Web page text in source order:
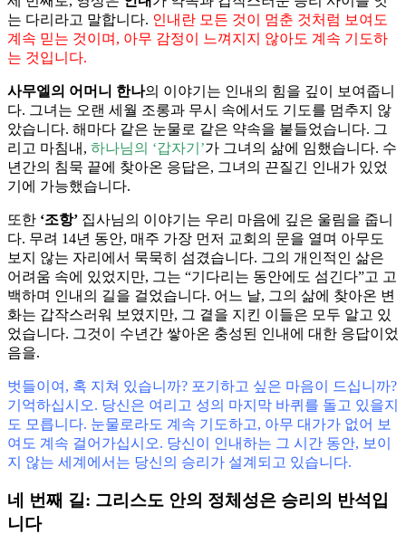
는 다리라고 말합니다. 인내란 모든 것이 멈춘 것처럼 보여도
계속 믿는 것이며, 아무 감정이 느껴지지 않아도 계속 기도하
는 것입니다.
사무엘의 어머니 한나의 이야기는 인내의 힘을 깊이 보여줍니
다. 그녀는 오랜 세월 조롱과 무시 속에서도 기도를 멈추지 않
았습니다. 해마다 같은 눈물로 같은 약속을 붙들었습니다. 그
리고 마침내, 하나님의 ‘갑자기’가 그녀의 삶에 임했습니다. 수
년간의 침묵 끝에 찾아온 응답은, 그녀의 끈질긴 인내가 있었
기에 가능했습니다.
또한 ‘조항’ 집사님의 이야기는 우리 마음에 깊은 울림을 줍니
다. 무려 14년 동안, 매주 가장 먼저 교회의 문을 열며 아무도
보지 않는 자리에서 묵묵히 섬겼습니다. 그의 개인적인 삶은
어려움 속에 있었지만, 그는 “기다리는 동안에도 섬긴다”고 고
백하며 인내의 길을 걸었습니다. 어느 날, 그의 삶에 찾아온 변
화는 갑작스러워 보였지만, 그 곁을 지킨 이들은 모두 알고 있
었습니다. 그것이 수년간 쌓아온 충성된 인내에 대한 응답이었
음을.
벗들이여, 혹 지쳐 있습니까? 포기하고 싶은 마음이 드십니까?
기억하십시오. 당신은 여리고 성의 마지막 바퀴를 돌고 있을지
도 모릅니다. 눈물로라도 계속 기도하고, 아무 대가가 없어 보
여도 계속 걸어가십시오. 당신이 인내하는 그 시간 동안, 보이
지 않는 세계에서는 당신의 승리가 설계되고 있습니다.
네 번째 길: 그리스도 안의 정체성은 승리의 반석입
니다